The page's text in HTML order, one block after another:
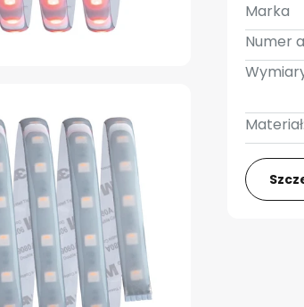
Marka
Numer
Materiał: